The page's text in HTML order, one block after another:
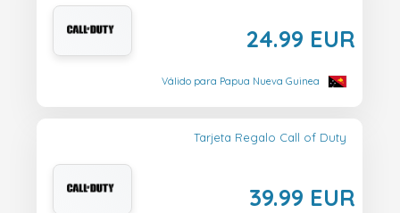
24.99 EUR
Válido para Papua Nueva Guinea
Tarjeta Regalo Call of Duty
39.99 EUR